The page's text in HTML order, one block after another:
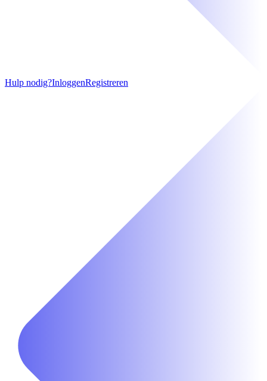
Hulp nodig?InloggenRegistreren